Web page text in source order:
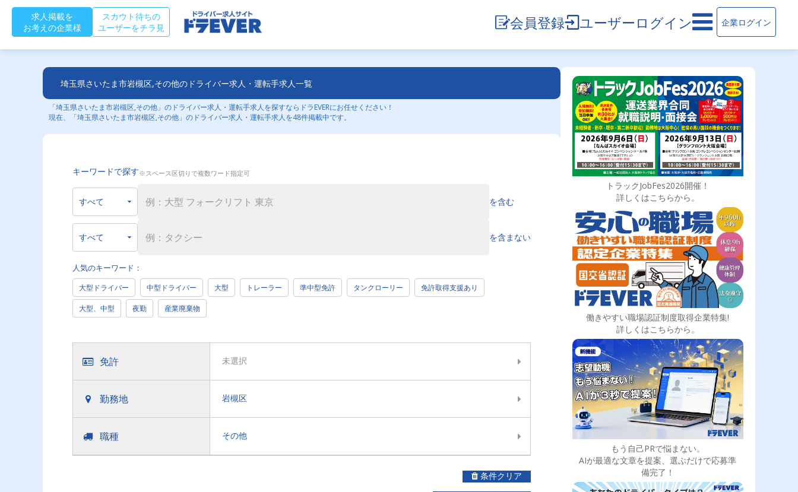
求人掲載を
お考えの企業様
スカウト待ちの
ユーザーをチラ見
会員登録 ユーザーログイン 企業ログイン
埼玉県さいたま市岩槻区,その他のドライバー求人・運転手求人一覧
「埼玉県さいたま市岩槻区,その他」のドライバー求人・運転手求人を探すならドラEVERにお任せください！
現在、「埼玉県さいたま市岩槻区,その他」のドライバー求人・運転手求人を48件掲載中です。
キーワードで探す※スペース区切りで複数ワード指定可
を含む
を含まない
人気のキーワード：
大型ドライバー 中型ドライバー 大型 トレーラー 準中型免許 タンクローリー 免許取得支援あり
大型、中型 夜勤 産業廃棄物
免許 未選択
勤務地 岩槻区
職種 その他
条件クリア
トラックJobFes2026開催！
詳しくはこちらから。
働きやすい職場認証制度取得企業特集!
詳しくはこちらから。
もう自己PRで悩まない。
AIが最適な文章を提案、選ぶだけで応募準
備完了！